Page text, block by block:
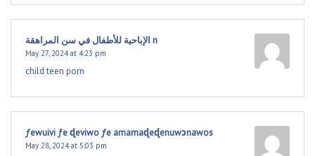
الإباحية للأطفال في سن المراهقة n
May 27, 2024 at 4:23 pm
child teen porn
ƒewuivi ƒe ɖeviwo ƒe amamaɖeɖenuwɔnawos
May 28, 2024 at 5:03 pm